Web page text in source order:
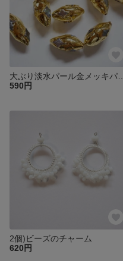
590円
2個)ビーズのチャーム
620円